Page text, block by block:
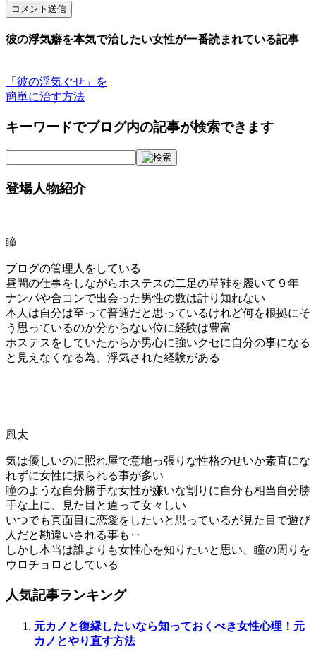
コメント送信
彼の浮気癖を本気で治したい女性が一番読まれている記事
「彼の浮気ぐせ」を
簡単に治す方法
キーワードでブログ内の記事が検索できます
登場人物紹介
瞳
ブログの管理人をしている
昼間の仕事をしながらホステスの二足の草鞋を履いて９年
ナンパや合コンで出会った男性の数は計り知れない
本人は自分は至って普通だと思っているけれど何を根拠にそ
う思っているのか分からない位に経験は豊富
ホステスをしていたからか男心に強いクセに自分の事になる
と見えなくなる為、浮気された経験がある
風太
気は優しいのに照れ屋で意地っ張りな性格のせいか素直にな
れずに女性に振られる事が多い
瞳のような自分勝手な女性が嫌いな割りに自分も相当自分勝
手な上に、見た目と違って女々しい
いつでも真面目に恋愛をしたいと思っているが見た目で遊び
人だと勘違いされる事も‥
しかし本当は誰よりも女性心を知りたいと思い、瞳の周りを
ウロチョロとしている
人気記事ランキング
元カノと復縁したいなら知っておくべき女性心理！元
カノとやり直す方法